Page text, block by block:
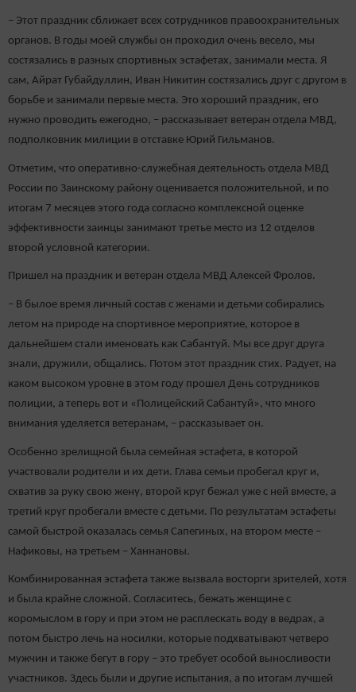
– Этот праздник сближает всех сотрудников правоохранительных
органов. В годы моей службы он проходил очень весело, мы
состязались в разных спортивных эстафетах, занимали места. Я
сам, Айрат Губайдуллин, Иван Никитин состязались друг с другом в
борьбе и занимали первые места. Это хороший праздник, его
нужно проводить ежегодно, – рассказывает ветеран отдела МВД,
подполковник милиции в отставке Юрий Гильманов.
Отметим, что оперативно-служебная деятельность отдела МВД
России по Заинскому району оценивается положительной, и по
итогам 7 месяцев этого года согласно комплексной оценке
эффективности заинцы занимают третье место из 12 отделов
второй условной категории.
Пришел на праздник и ветеран отдела МВД Алексей Фролов.
– В былое время личный состав с женами и детьми собирались
летом на природе на спортивное мероприятие, которое в
дальнейшем стали именовать как Сабантуй. Мы все друг друга
знали, дружили, общались. Потом этот праздник стих. Радует, на
каком высоком уровне в этом году прошел День сотрудников
полиции, а теперь вот и «Полицейский Сабантуй», что много
внимания уделяется ветеранам, – рассказывает он.
Особенно зрелищной была семейная эстафета, в которой
участвовали родители и их дети. Глава семьи пробегал круг и,
схватив за руку свою жену, второй круг бежал уже с ней вместе, а
третий круг пробегали вместе с детьми. По результатам эстафеты
самой быстрой оказалась семья Сапегиных, на втором месте –
Нафиковы, на третьем – Ханнановы.
Комбинированная эстафета также вызвала восторги зрителей, хотя
и была крайне сложной. Согласитесь, бежать женщине с
коромыслом в гору и при этом не расплескать воду в ведрах, а
потом быстро лечь на носилки, которые подхватывают четверо
мужчин и также бегут в гору – это требует особой выносливости
участников. Здесь были и другие испытания, а по итогам лучшей